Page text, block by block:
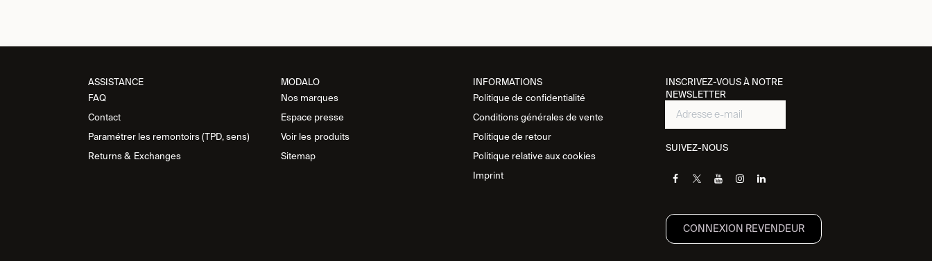
MODALO
Nos marques
Espace presse
Voir les produits
Sitemap
INSCRIVEZ-VOUS À NOTRE
NEWSLETTER
SUIVEZ-NOUS
ASSISTANCE​
FAQ
Contact
Paramétrer les remontoirs (TPD, sens)
Returns & Exchanges
INFORMATIONS
Politique de confidentialité
Conditions générales de vente
Politique de retour
Politique relative aux cookies
Imprint
CONNEXION REVENDEUR